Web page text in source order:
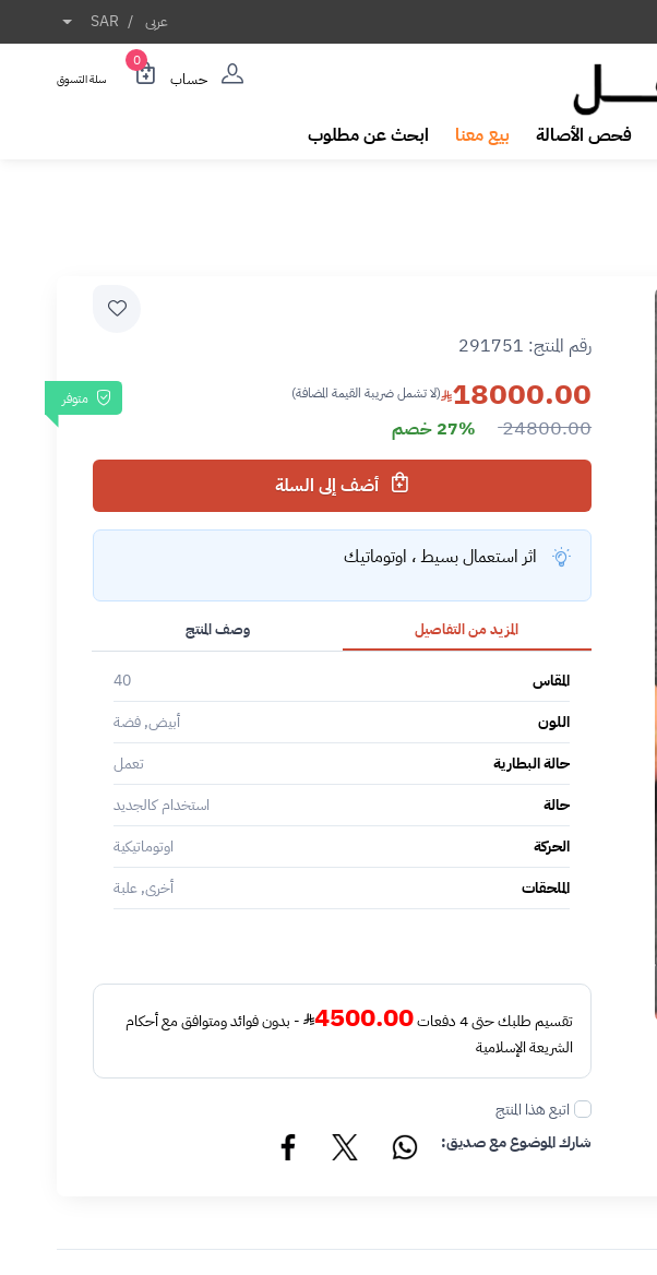
عربى /
SAR
حساب
0
سلة التسوق
فحص الأصالة بيع معنا ابحث عن مطلوب
رقم المنتج: 291751
متوفر 18000.00 (لا تشمل ضريبة القيمة المضافة)
24800.00 27% خصم
أضف إلى السلة
اثر استعمال بسيط ، اوتوماتيك
المزيد من التفاصيل
المقاس
40
اللون
أبيض, فضة
حالة البطارية
تعمل
حالة
استخدام كالجديد
الحركة
اوتوماتيكية
الملحقات
أخرى, علبة
وصف المنتج
تقسيم طلبك حتى 4 دفعات 4500.00 - بدون فوائد ومتوافق مع أحكام
الشريعة الإسلامية
اتبع هذا المنتج
شارك الموضوع مع صديق: